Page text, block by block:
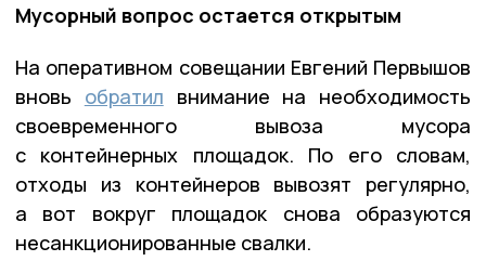
Мусорный вопрос остается открытым
На оперативном совещании Евгений Первышов
вновь обратил внимание на необходимость
своевременного вывоза мусора
с контейнерных площадок. По его словам,
отходы из контейнеров вывозят регулярно,
а вот вокруг площадок снова образуются
несанкционированные свалки.